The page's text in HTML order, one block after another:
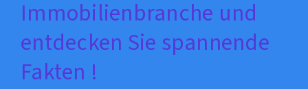
Immobilienbranche und
entdecken Sie spannende
Fakten !